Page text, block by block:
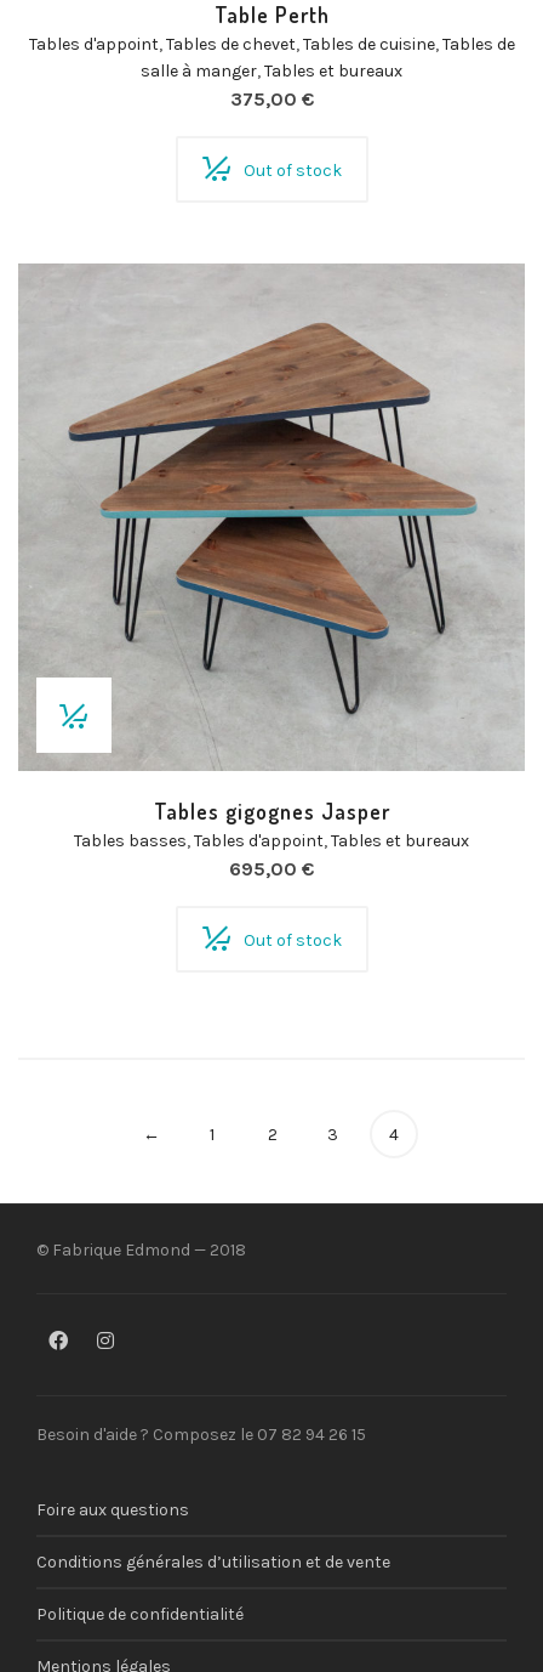
Table Perth
Tables d'appoint,Tables de chevet,Tables de cuisine,Tables de
salle à manger,Tables et bureaux
375,00 €
Out of stock
Tables gigognes Jasper
Tables basses,Tables d'appoint,Tables et bureaux
695,00 €
Out of stock
← 1 2 3 4
© Fabrique Edmond — 2018
Besoin d'aide ? Composez le 07 82 94 26 15
Foire aux questions
Conditions générales d’utilisation et de vente
Politique de confidentialité
Mentions légales